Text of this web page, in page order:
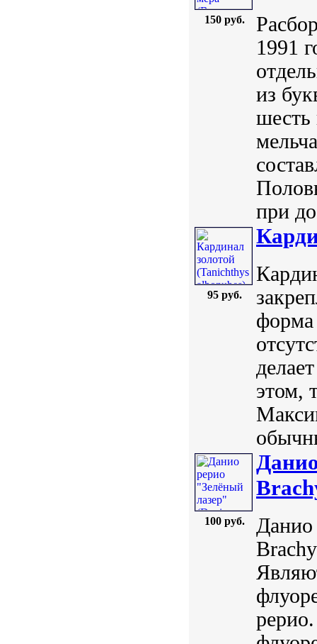
150 руб.
1991
из
шесть
при
95 руб.
форма
этом,
100 руб.
Данио